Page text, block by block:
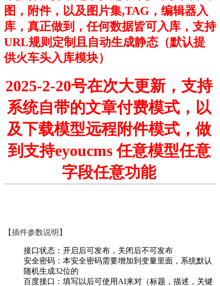
图，附件，以及图片集,TAG，编辑器入
库，真正做到，任何数据皆可入库，支持
URL规则定制且自动生成静态（默认提
供火车头入库模块）
2025-2-20号在次大更新，支持
系统自带的文章付费模式，以
及下载模型远程附件模式，做
到支持eyoucms 任意模型任意
字段任意功能
【插件参数说明】
接口状态：开启后可发布，关闭后不可发布
安全密码：本安全密码需要增加到变量里面，系统默认
随机生成32位的
百度接口：填写以后可使用AI来对（标题，描述，关键